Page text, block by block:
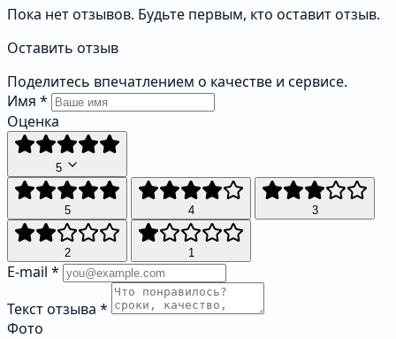
Пока нет отзывов. Будьте первым, кто оставит отзыв.
Оставить отзыв
Поделитесь впечатлением о качестве и сервисе.
Имя *
Оценка
5
5 4 3
2 1
E-mail *
Текст отзыва *
Фото